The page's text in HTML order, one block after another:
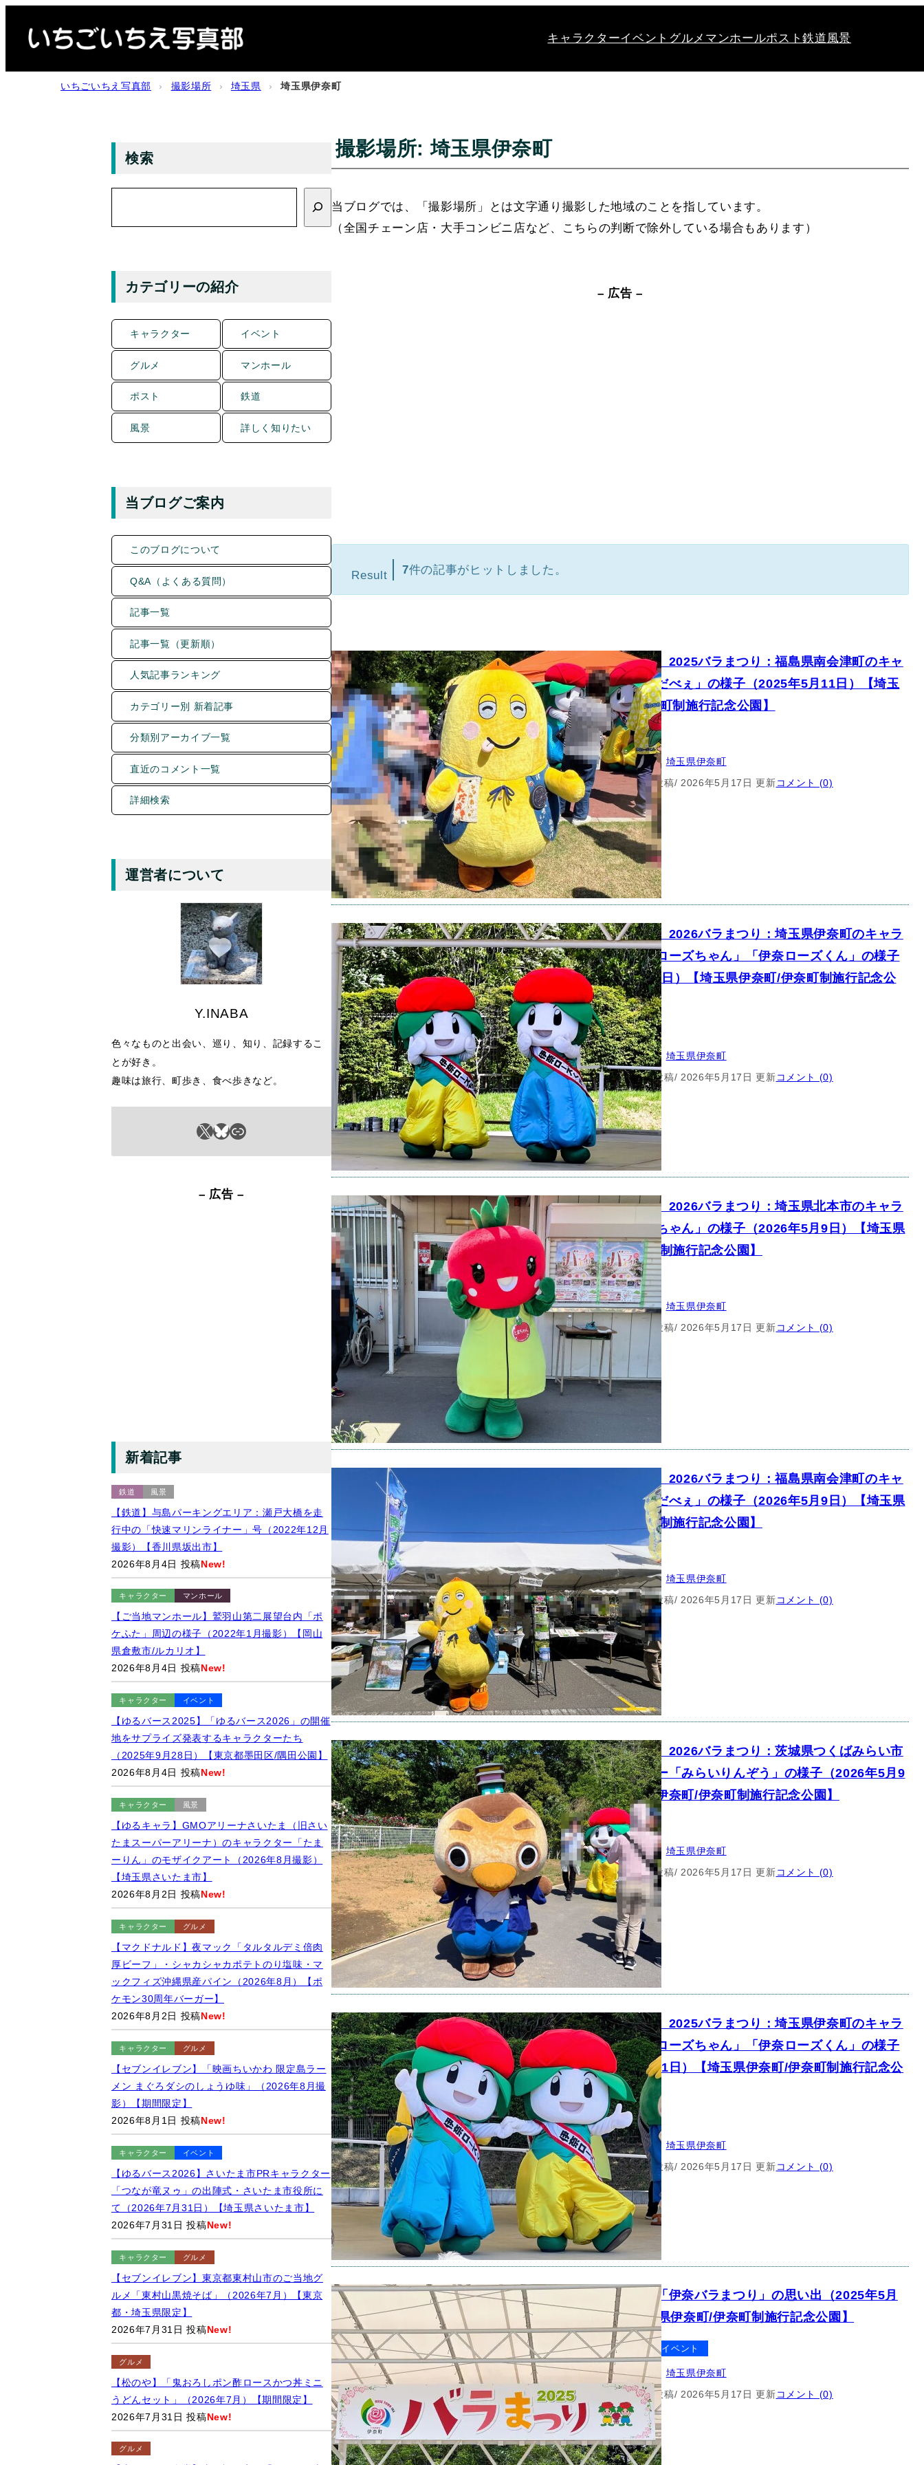
キャラクターイベント グルメ マンホールポスト鉄道 風景
いちごいちえ写真部 › 撮影場所 › 埼玉県 › 埼玉県伊奈町
撮影場所:埼玉県伊奈町
当ブログでは、「撮影場所」とは文字通り撮影した地域のことを指しています。
（全国チェーン店・大手コンビニ店など、こちらの判断で除外している場合もあります）
– 広告 –
Result 7件の記事がヒットしました。
【ゆるキャラ】2025バラまつり：福島県南会津町のキャ
ラクター「んだべぇ」の様子（2025年5月11日）【埼玉
県伊奈町/伊奈町制施行記念公園】
キャラクター
撮影場所：埼玉県, 埼玉県伊奈町
2026年5月17日 投稿/ 2026年5月17日 更新コメント (0)
【ゆるキャラ】2026バラまつり：埼玉県伊奈町のキャラ
クター「伊奈ローズちゃん」「伊奈ローズくん」の様子
（2026年5月9日）【埼玉県伊奈町/伊奈町制施行記念公
園】
キャラクター
撮影場所：埼玉県, 埼玉県伊奈町
2026年5月12日 投稿/ 2026年5月17日 更新コメント (0)
【ゆるキャラ】2026バラまつり：埼玉県北本市のキャラ
クター「とまちゃん」の様子（2026年5月9日）【埼玉県
伊奈町/伊奈町制施行記念公園】
キャラクター
撮影場所：埼玉県, 埼玉県伊奈町
2026年5月12日 投稿/ 2026年5月17日 更新コメント (0)
【ゆるキャラ】2026バラまつり：福島県南会津町のキャ
ラクター「んだべぇ」の様子（2026年5月9日）【埼玉県
伊奈町/伊奈町制施行記念公園】
キャラクター
撮影場所：埼玉県, 埼玉県伊奈町
2026年5月12日 投稿/ 2026年5月17日 更新コメント (0)
【ゆるキャラ】2026バラまつり：茨城県つくばみらい市
のキャラクター「みらいりんぞう」の様子（2026年5月9
日）【埼玉県伊奈町/伊奈町制施行記念公園】
キャラクター
撮影場所： 埼玉県, 埼玉県伊奈町
2026年5月12日 投稿/ 2026年5月17日 更新コメント (0)
【ゆるキャラ】2025バラまつり：埼玉県伊奈町のキャラ
クター「伊奈ローズちゃん」「伊奈ローズくん」の様子
（2025年5月11日）【埼玉県伊奈町/伊奈町制施行記念公
園】
キャラクター
撮影場所：埼玉県, 埼玉県伊奈町
2025年5月11日 投稿/ 2026年5月17日 更新コメント (0)
【イベント】「伊奈バラまつり」の思い出（2025年5月
11日）【埼玉県伊奈町/伊奈町制施行記念公園】
キャラクター イベント
撮影場所：埼玉県
埼玉県伊奈町
2025年5月11日 投稿/ 2026年5月17日 更新コメント (0)
検索
カテゴリーの紹介
キャラクター イベント
グルメ マンホール
ポスト 鉄道
風景 詳しく知りたい
当ブログご案内
このブログについて
Q&A（よくある質問）
記事一覧
記事一覧（更新順）
人気記事ランキング
カテゴリー別 新着記事
分類別アーカイブ一覧
直近のコメント一覧
詳細検索
運営者について
Y.INABA
色々なものと出会い、巡り、知り、記録するこ
とが好き。
趣味は旅行、町歩き、食べ歩きなど。
X Bluesky リンク
– 広告 –
新着記事
鉄道 風景
【鉄道】与島パーキングエリア：瀬戸大橋を走
行中の「快速マリンライナー」号（2022年12月
撮影）【香川県坂出市】
2026年8月4日 投稿New!
キャラクター マンホール
【ご当地マンホール】鷲羽山第二展望台内「ポ
ケふた」周辺の様子（2022年1月撮影）【岡山
県倉敷市/ルカリオ】
2026年8月4日 投稿New!
キャラクター イベント
【ゆるバース2025】「ゆるバース2026」の開催
地をサプライズ発表するキャラクターたち
（2025年9月28日）【東京都墨田区/隅田公園】
2026年8月4日 投稿New!
キャラクター 風景
【ゆるキャラ】GMOアリーナさいたま（旧さい
たまスーパーアリーナ）のキャラクター「たま
ーりん」のモザイクアート（2026年8月撮影）
【埼玉県さいたま市】
2026年8月2日 投稿New!
キャラクター グルメ
【マクドナルド】夜マック「タルタルデミ倍肉
厚ビーフ」・シャカシャカポテトのり塩味・マ
ックフィズ沖縄県産パイン（2026年8月）【ポ
ケモン30周年バーガー】
2026年8月2日 投稿New!
キャラクター グルメ
【セブンイレブン】「映画ちいかわ 限定島ラー
メン まぐろダシのしょうゆ味」（2026年8月撮
影）【期間限定】
2026年8月1日 投稿New!
キャラクター イベント
【ゆるバース2026】さいたま市PRキャラクター
「つなが竜ヌゥ」の出陣式・さいたま市役所に
て（2026年7月31日）【埼玉県さいたま市】
2026年7月31日 投稿New!
キャラクター グルメ
【セブンイレブン】東京都東村山市のご当地グ
ルメ「東村山黒焼そば」（2026年7月）【東京
都・埼玉県限定】
2026年7月31日 投稿New!
グルメ
【松のや】「鬼おろしポン酢ロースかつ丼ミニ
うどんセット」（2026年7月）【期間限定】
2026年7月31日 投稿New!
グルメ